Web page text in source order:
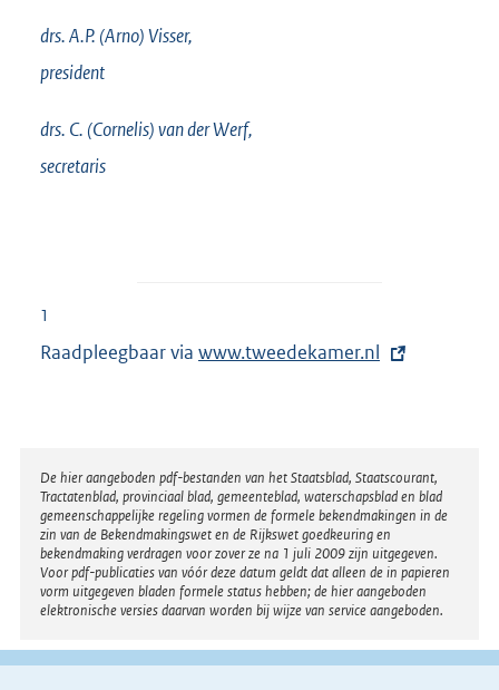
drs. A.P. (Arno)Visser,
president
drs. C. (Cornelis) van derWerf,
secretaris
1
Raadpleegbaar via E
r
n
e
l
i
n
k
www.tweedekamer.nl
Disclaimer
De hier aangeboden pdf-bestanden van het Staatsblad, Staatscourant,
Tractatenblad, provinciaal blad, gemeenteblad, waterschapsblad en blad
gemeenschappelijke regeling vormen de formele bekendmakingen in de
zin van de Bekendmakingswet en de Rijkswet goedkeuring en
bekendmaking verdragen voor zover ze na 1 juli 2009 zijn uitgegeven.
Voor pdf-publicaties van vóór deze datum geldt dat alleen de in papieren
vorm uitgegeven bladen formele status hebben; de hier aangeboden
elektronische versies daarvan worden bij wijze van service aangeboden.